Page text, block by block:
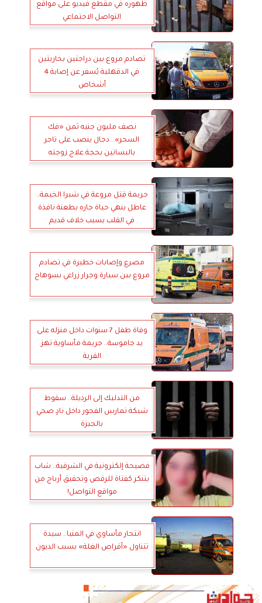
ظهوره في مقطع فيديو على مواقع
التواصل الاجتماعي
تصادم مروع بين دراجتين بخاريتين
في الدقهلية يُسفر عن إصابة 4
أشخاص
نصف مليون جنيه ثمن «فك
السحر».. دجال ينصب على تاجر
بالبساتين بحجة علاج زوجته
جريمة قتل مروعة في شبرا الخيمة..
عاطل ينهي حياة جاره بطعنة نافذة
في القلب بسبب خلاف قديم
مصرع وإصابات خطيرة في تصادم
مروع بين سيارة وجرار زراعي بسوهاج
وفاة طفل 7 سنوات داخل منزله على
يد جاموسة.. جريمة مأساوية تهز
القرية
من التدليك إلى الرذيلة.. سقوط
شبكة تمارس الفجور داخل نادٍ صحي
بالجيزة
فضيحة إلكترونية في الشرقية.. شاب
يتنكر كفتاة للرقص وتحقيق أرباح من
مواقع التواصل!
انتحار مأساوي في المنيا.. سيدة
تتناول «أقراص الغلة» بسبب الديون